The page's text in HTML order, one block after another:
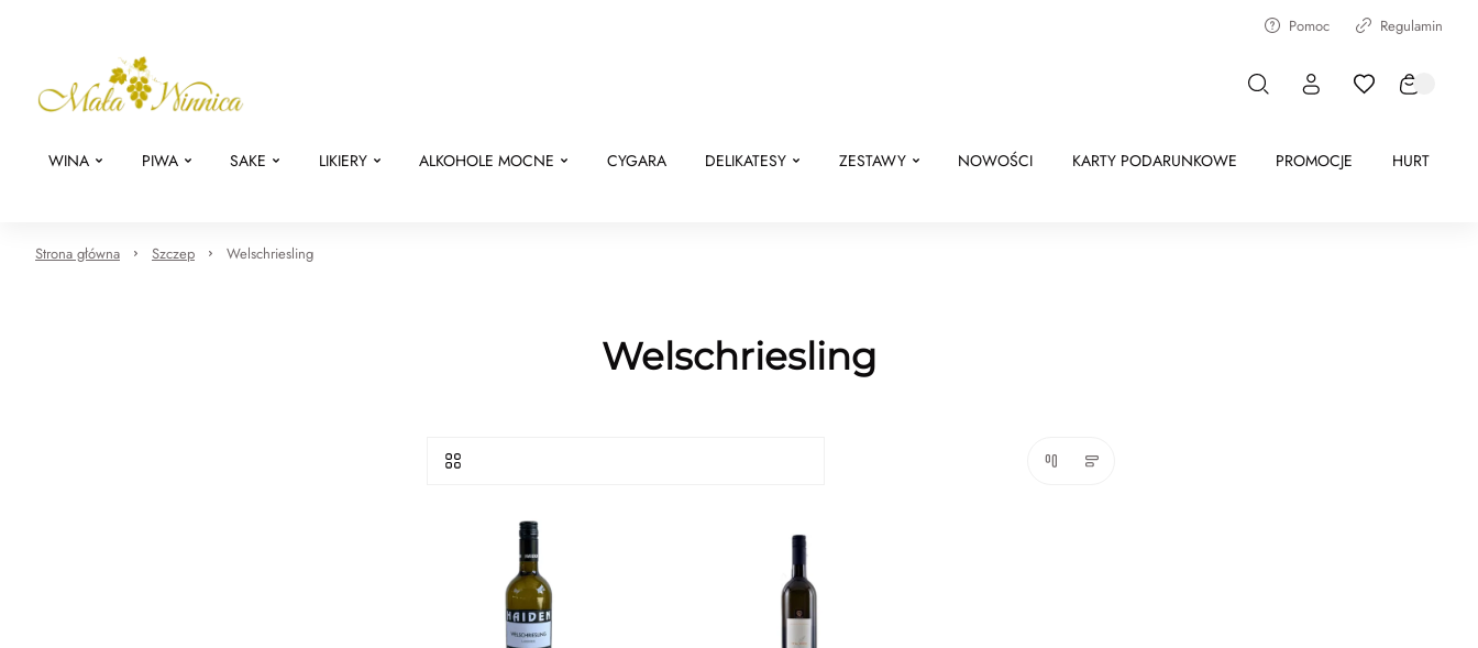
Pomoc Regulamin
WINA PIWA SAKE LIKIERY ALKOHOLE MOCNE CYGARA DELIKATESY ZESTAWY NOWOŚCI KARTY PODARUNKOWE PROMOCJE HURT
Strona główna Szczep Welschriesling
Welschriesling